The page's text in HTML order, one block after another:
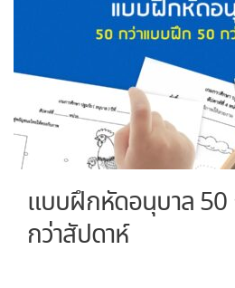
แบบฝึกหัดอนุบาล
กว่าสัปดาห์